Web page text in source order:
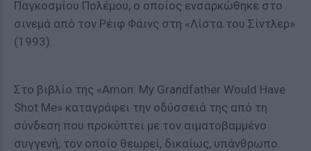
Παγκοσμίου Πολέμου, ο οποίος ενσαρκώθηκε στο
σινεμά από τον Ρέιφ Φάινς στη «Λίστα του Σίντλερ»
(1993).
Στο βιβλίο της «Amon: My Grandfather Would Have
Shot Me» καταγράφει την οδύσσειά της από τη
σύνδεση που προκύπτει με τον αιματοβαμμένο
συγγενή, τον οποίο θεωρεί, δικαίως, υπάνθρωπο.